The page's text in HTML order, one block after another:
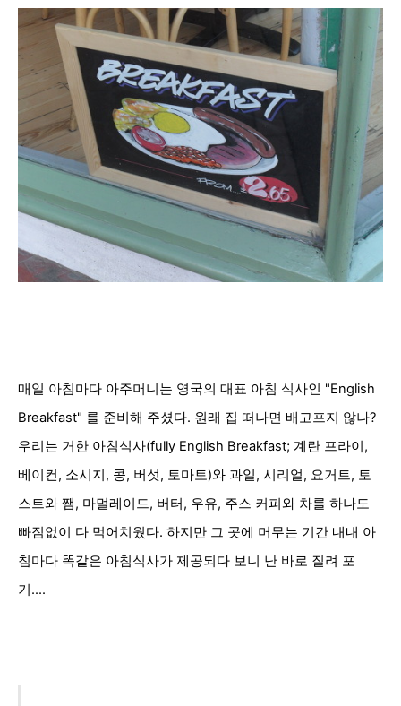
매일 아침마다 아주머니는 영국의 대표 아침 식사인 "English
Breakfast" 를 준비해 주셨다. 원래 집 떠나면 배고프지 않나?
우리는 거한 아침식사(fully English Breakfast; 계란 프라이,
베이컨, 소시지, 콩, 버섯, 토마토)와 과일, 시리얼, 요거트, 토
스트와 쨈, 마멀레이드, 버터, 우유, 주스 커피와 차를 하나도
빠짐없이 다 먹어치웠다. 하지만 그 곳에 머무는 기간 내내 아
침마다 똑같은 아침식사가 제공되다 보니 난 바로 질려 포
기....